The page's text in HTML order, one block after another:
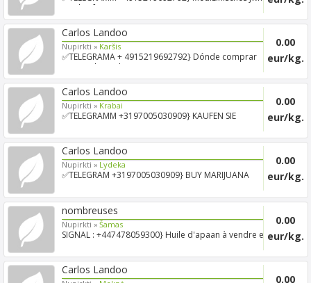
018 kaufen We...
Carlos Landoo
Nupirkti » Karšis
✅TELEGRAMA + 4915219692792} Dónde comprar
gamma-butirolacton...
0.00
eur/kg.
Carlos Landoo
Nupirkti » Krabai
✅TELEGRAMM +3197005030909} KAUFEN SIE
0.00
eur/kg.
Carlos Landoo
Nupirkti » Lydeka
✅TELEGRAM +3197005030909} BUY MARIJUANA
0.00
eur/kg.
nombreuses
Nupirkti » Šamas
SIGNAL : +447478059300} Huile d'apaan à vendre en
0.00
eur/kg.
Carlos Landoo
0.00